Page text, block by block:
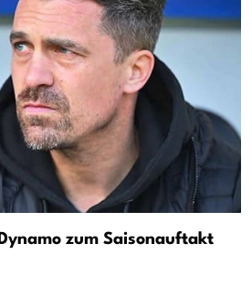
zum Saisonauftakt